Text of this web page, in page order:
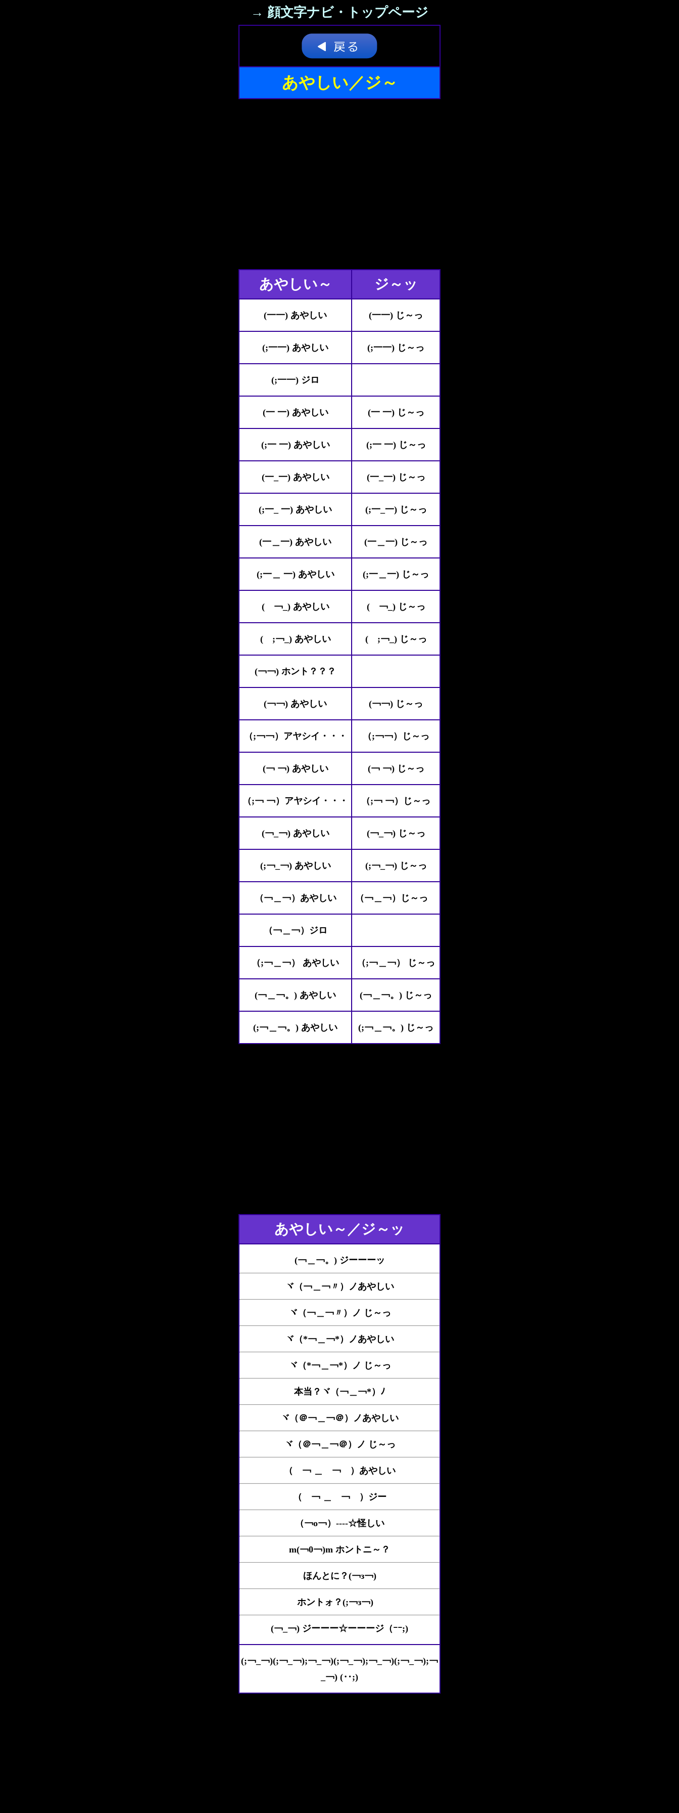
→ 顔文字ナビ・トップページ
あやしい／ジ～
あやしい～ ジ～ッ
(一一) あやしい (一一) じ～っ
(;一一) あやしい (;一一) じ～っ
(;一一) ジロ
(一 一) あやしい (一 一) じ～っ
(;一 一) あやしい (;一 一) じ～っ
(一_一) あやしい (一_一) じ～っ
(;一_ 一) あやしい (;一_一) じ～っ
(一＿一) あやしい (一＿一) じ～っ
(;一＿ 一) あやしい (;一＿一) じ～っ
( ￢_) あやしい ( ￢_) じ～っ
( ;￢_) あやしい ( ;￢_) じ～っ
(￢￢) ホント？？？
(￢￢) あやしい (￢￢) じ～っ
（;￢￢）アヤシイ・・・ （;￢￢）じ～っ
(￢ ￢) あやしい (￢ ￢) じ～っ
（;￢ ￢）アヤシイ・・・ （;￢ ￢）じ～っ
(￢_￢) あやしい (￢_￢) じ～っ
(;￢_￢) あやしい (;￢_￢) じ～っ
（￢＿￢）あやしい （￢＿￢）じ～っ
（￢＿￢）ジロ
（;￢＿￢） あやしい （;￢＿￢） じ～っ
(￢＿￢。) あやしい (￢＿￢。) じ～っ
(;￢＿￢。) あやしい (;￢＿￢。) じ～っ
あやしい～／ジ～ッ
(￢＿￢。) ジーーーッ
ヾ（￢＿￢〃）ノあやしい
ヾ（￢＿￢〃）ノ じ～っ
ヾ（*￢＿￢*）ノあやしい
ヾ（*￢＿￢*）ノ じ～っ
本当？ヾ（￢＿￢*）ﾉ
ヾ（＠￢＿￢＠）ノあやしい
ヾ（＠￢＿￢＠）ノ じ～っ
（ ￢ ＿ ￢ ）あやしい
（ ￢ ＿ ￢ ）ジー
（￢o￢）----☆怪しい
m(￢0￢)m ホントニ～？
ほんとに？(￢з￢)
ホントォ？(;￢з￢)
(￢_￢) ジーーー☆ーーージ（ｰｰ;)
(;￢_￢)(;￢_￢);￢_￢)(;￢_￢);￢_￢)(;￢_￢);￢
_￢) (‥;)